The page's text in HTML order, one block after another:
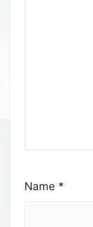
Name *